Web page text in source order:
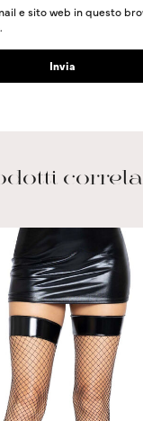
e sito web in questo